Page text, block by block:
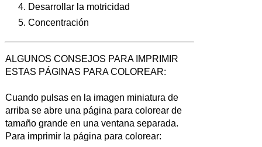
Desarrollar la motricidad
Concentración
ALGUNOS CONSEJOS PARA IMPRIMIR
ESTAS PÁGINAS PARA COLOREAR:
Cuando pulsas en la imagen miniatura de
arriba se abre una página para colorear de
tamaño grande en una ventana separada.
Para imprimir la página para colorear: